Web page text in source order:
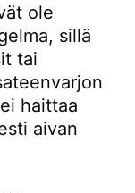
ole
sillä
tai
haittaa
aivan